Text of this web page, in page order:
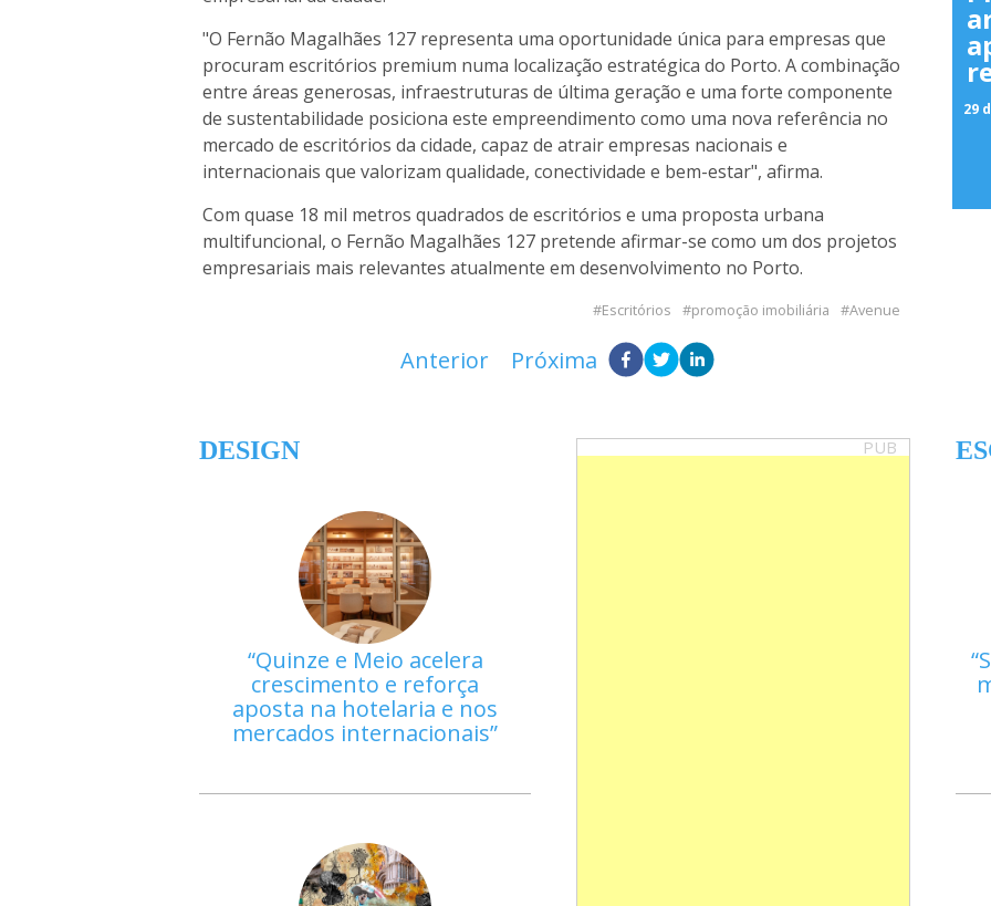
"O Fernão Magalhães 127 representa uma oportunidade única para empresas que
procuram escritórios premium numa localização estratégica do Porto. A combinação
entre áreas generosas, infraestruturas de última geração e uma forte componente
de sustentabilidade posiciona este empreendimento como uma nova referência no
mercado de escritórios da cidade, capaz de atrair empresas nacionais e
internacionais que valorizam qualidade, conectividade e bem-estar", afirma.
Com quase 18 mil metros quadrados de escritórios e uma proposta urbana
multifuncional, o Fernão Magalhães 127 pretende afirmar-se como um dos projetos
empresariais mais relevantes atualmente em desenvolvimento no Porto.
Escritórios promoção imobiliária Avenue
Anterior Próxima
29
DESIGN
Quinze e Meio acelera
crescimento e reforça
aposta na hotelaria e nos
mercados internacionais
PUB